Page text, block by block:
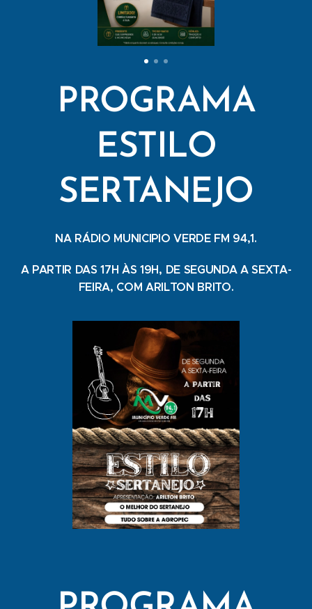
PROGRAMA
ESTILO
SERTANEJO
NA RÁDIO MUNICIPIO VERDE FM 94,1.
A PARTIR DAS 17H ÀS 19H, DE SEGUNDA A SEXTA-
FEIRA, COM ARILTON BRITO.